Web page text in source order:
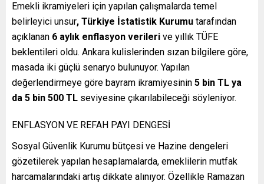
Emekli ikramiyeleri için yapılan çalışmalarda temel
belirleyici unsur, Türkiye İstatistik Kurumu tarafından
açıklanan 6 aylık enflasyon verileri ve yıllık TÜFE
beklentileri oldu. Ankara kulislerinden sızan bilgilere göre,
masada iki güçlü senaryo bulunuyor. Yapılan
değerlendirmeye göre bayram ikramiyesinin 5 bin TL ya
da 5 bin 500 TL seviyesine çıkarılabileceği söyleniyor.
ENFLASYON VE REFAH PAYI DENGESİ
Sosyal Güvenlik Kurumu bütçesi ve Hazine dengeleri
gözetilerek yapılan hesaplamalarda, emeklilerin mutfak
harcamalarındaki artış dikkate alınıyor. Özellikle Ramazan